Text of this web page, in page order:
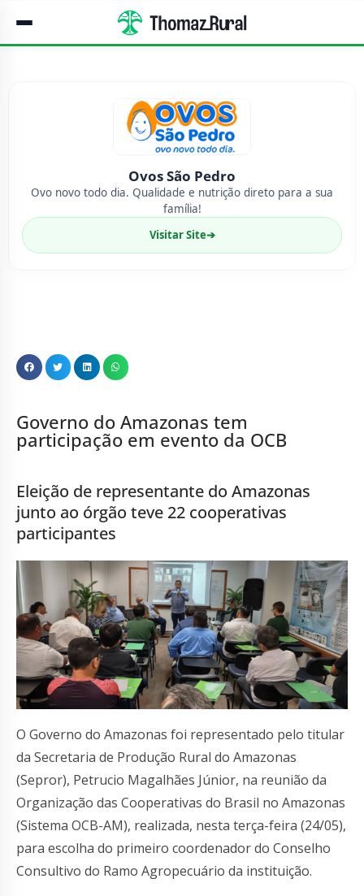
Ovos São Pedro
Ovo novo todo dia. Qualidade e nutrição direto para a sua
família!
Visitar Site➔
Governo do Amazonas tem
participação em evento da OCB
Eleição de representante do Amazonas
junto ao órgão teve 22 cooperativas
participantes
O Governo do Amazonas foi representado pelo titular
da Secretaria de Produção Rural do Amazonas
(Sepror), Petrucio Magalhães Júnior, na reunião da
Organização das Cooperativas do Brasil no Amazonas
(Sistema OCB-AM), realizada, nesta terça-feira (24/05),
para escolha do primeiro coordenador do Conselho
Consultivo do Ramo Agropecuário da instituição.